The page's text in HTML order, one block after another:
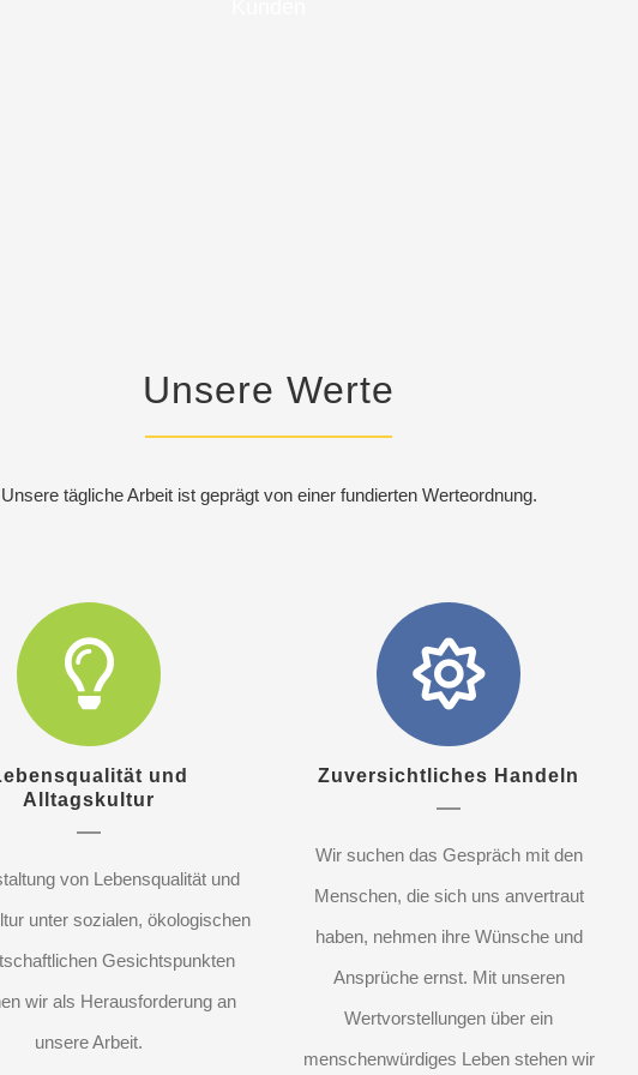
Unsere Werte
Unsere tägliche Arbeit ist geprägt von einer fundierten Werteordnung.
und
Alltagskultur
von Lebensqualität und
unter sozialen, ökologischen
Gesichtspunkten
wir als Herausforderung an
unsere Arbeit.
Zuversichtliches Handeln
Wir suchen das Gespräch mit den
Menschen, die sich uns anvertraut
haben, nehmen ihre Wünsche und
Ansprüche ernst. Mit unseren
Wertvorstellungen über ein
menschenwürdiges Leben stehen wir